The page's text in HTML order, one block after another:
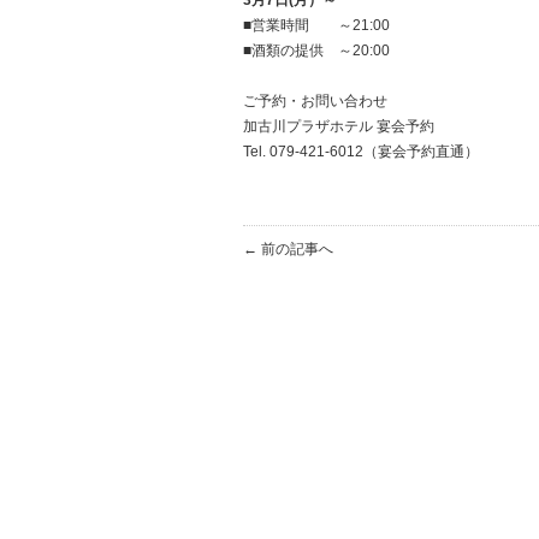
■営業時間 ～21:00
■酒類の提供 ～20:00
ご予約・お問い合わせ
加古川プラザホテル 宴会予約
Tel. 079-421-6012（宴会予約直通）
← 前の記事へ